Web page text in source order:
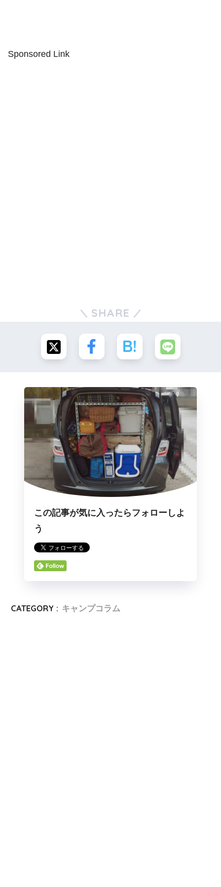
Sponsored Link
SHARE
この記事が気に入ったらフォローしよ
う
CATEGORY : キャンプコラム